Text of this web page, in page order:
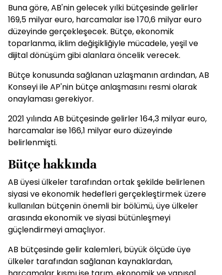
Buna göre, AB'nin gelecek yılki bütçesinde gelirler
169,5 milyar euro, harcamalar ise 170,6 milyar euro
düzeyinde gerçekleşecek. Bütçe, ekonomik
toparlanma, iklim değişikliğiyle mücadele, yeşil ve
dijital dönüşüm gibi alanlara öncelik verecek.
Bütçe konusunda sağlanan uzlaşmanın ardından, AB
Konseyi ile AP'nin bütçe anlaşmasını resmi olarak
onaylaması gerekiyor.
2021 yılında AB bütçesinde gelirler 164,3 milyar euro,
harcamalar ise 166,1 milyar euro düzeyinde
belirlenmişti.
Bütçe hakkında
AB üyesi ülkeler tarafından ortak şekilde belirlenen
siyasi ve ekonomik hedefleri gerçekleştirmek üzere
kullanılan bütçenin önemli bir bölümü, üye ülkeler
arasında ekonomik ve siyasi bütünleşmeyi
güçlendirmeyi amaçlıyor.
AB bütçesinde gelir kalemleri, büyük ölçüde üye
ülkeler tarafından sağlanan kaynaklardan,